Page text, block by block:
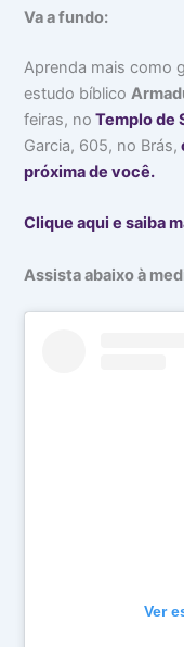
Va a fundo:
Aprenda mais como
estudo bíblico
feiras, no Templo de
Garcia, 605, no Brás,
próxima de você.
Clique aqui e saiba
Assista abaixo à
Ver